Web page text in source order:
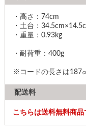
・高さ：74cm
・土台：
・重量：0.93kg
・耐荷重：400g
※コードの長さは187
配送料
こちらは送料無料商品